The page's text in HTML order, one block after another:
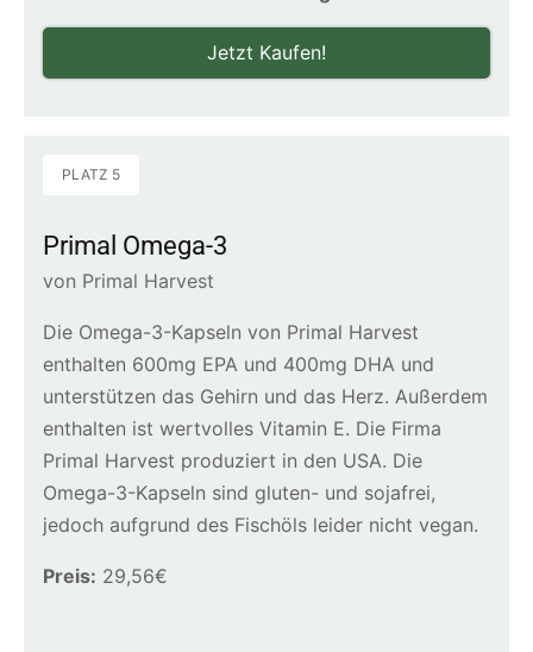
Jetzt Kaufen!
PLATZ 5
Primal Omega-3
von Primal Harvest
Die Omega-3-Kapseln von Primal Harvest
enthalten 600mg EPA und 400mg DHA und
unterstützen das Gehirn und das Herz. Außerdem
enthalten ist wertvolles Vitamin E. Die Firma
Primal Harvest produziert in den USA. Die
Omega-3-Kapseln sind gluten- und sojafrei,
jedoch aufgrund des Fischöls leider nicht vegan.
Preis: 29,56€